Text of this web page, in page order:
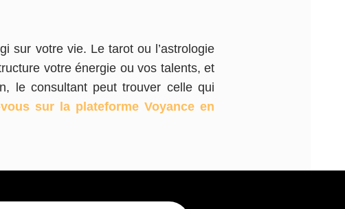
sur votre vie. Le tarot ou l’astrologie
votre énergie ou vos talents, et
le consultant peut trouver celle qui
sur la plateforme Voyance en